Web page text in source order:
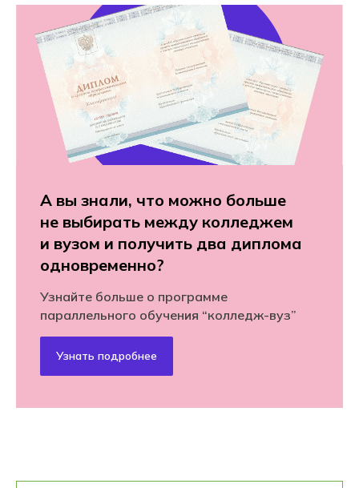
А вы знали, что можно больше
не выбирать между колледжем
и вузом и получить два диплома
одновременно?
Узнайте больше о программе
параллельного обучения “колледж-вуз”
Узнать подробнее